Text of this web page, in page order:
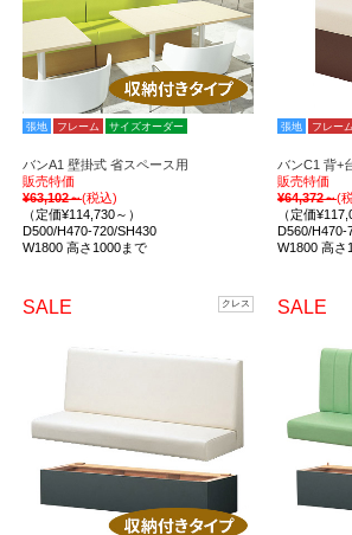
張地 フレーム サイズオーダー
バンA1 壁掛式 省スペース用
販売特価
¥63,102～(税込)
（定価¥114,730～）
D500/H470-720/SH430
W1800 高さ1000まで
張地 フレーム
バンC1 背+
販売特価
¥64,372～(
（定価
D560/H470-
W1800 高さ
SALE クレス SALE